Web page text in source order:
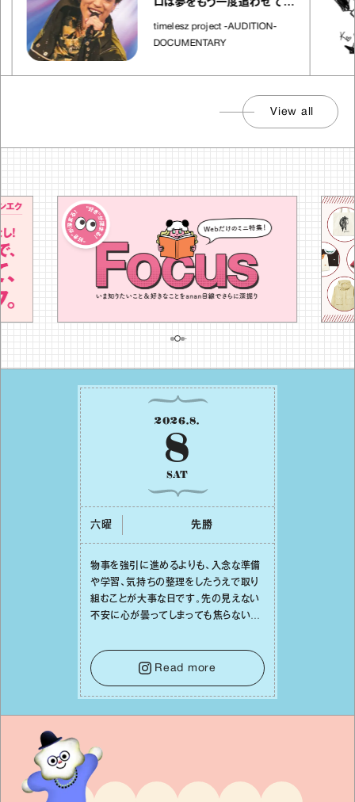
ロは夢をもう一度追わせてく
れた場所」
timelesz project -AUDITION-
DOCUMENTARY
View all
2026.8.
8
SAT
六曜 先勝
物事を強引に進めるよりも、⼊念な準備
や学習、気持ちの整理をしたうえで取り
組むことが⼤事な⽇です。先の⾒えない
不安に⼼が曇ってしまっても焦らない
⾝や疲れていそうな⼈をいたわることに
時間を使いましょう。ここでしっかりとエ
ネルギーを蓄え、困難を乗り越える⼒に
変えましょう。
Read more